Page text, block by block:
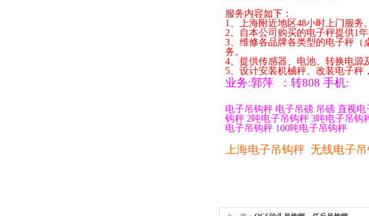
服务内容如下：
1
、上海附近地区48小时上门服务。
2 、自本公司购买的电子秤提供1
3 、维修各品牌各类型的电子秤
务。
4 、提供传感器、电池、转换电源
5 、设计安装机械秤、改装电子
业务:郭萍 ： 转808 手机:
电子吊钩秤 电子吊磅 吊磅 直视电
钩秤 2吨电子吊钩秤 3吨电子吊钩
电子吊钩秤 100吨电子吊钩秤
上海电子吊钩秤 无线电子